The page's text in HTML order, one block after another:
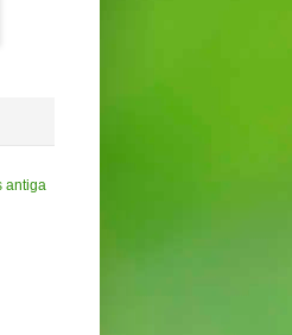
antiga